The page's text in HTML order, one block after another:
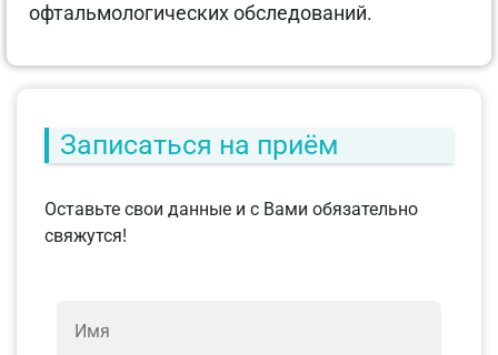
офтальмологических обследований.
Записаться на приём
Оставьте свои данные и с Вами обязательно
свяжутся!